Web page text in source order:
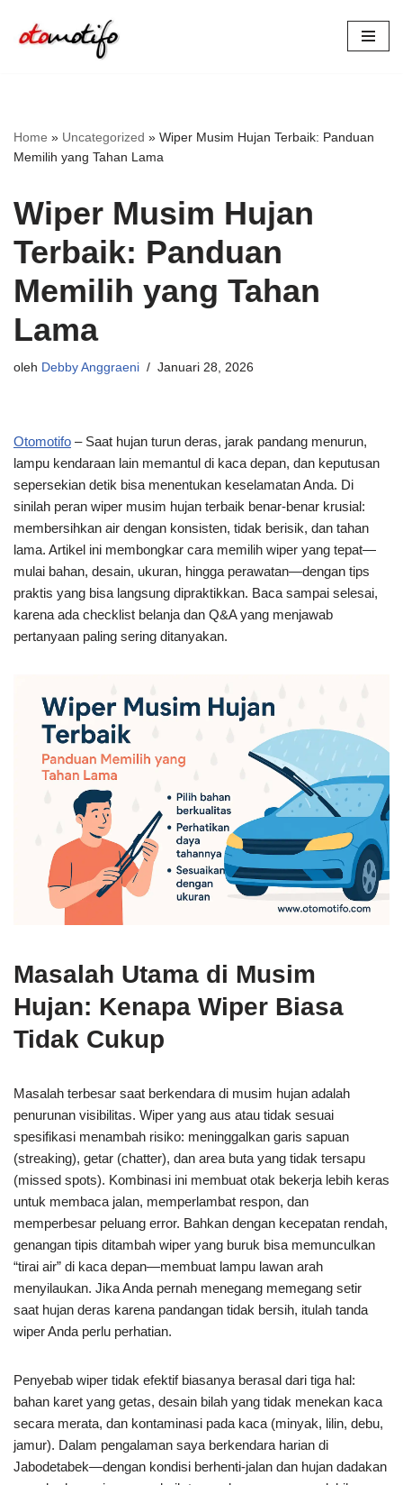
Lompat
Home » Uncategorized » Wiper Musim Hujan Terbaik: Panduan
Memilih yang Tahan Lama
Wiper Musim Hujan
Terbaik: Panduan
Memilih yang Tahan
Lama
oleh Debby Anggraeni Januari 28, 2026
Otomotifo – Saat hujan turun deras, jarak pandang menurun,
lampu kendaraan lain memantul di kaca depan, dan keputusan
sepersekian detik bisa menentukan keselamatan Anda. Di
sinilah peran wiper musim hujan terbaik benar-benar krusial:
membersihkan air dengan konsisten, tidak berisik, dan tahan
lama. Artikel ini membongkar cara memilih wiper yang tepat—
mulai bahan, desain, ukuran, hingga perawatan—dengan tips
praktis yang bisa langsung dipraktikkan. Baca sampai selesai,
karena ada checklist belanja dan Q&A yang menjawab
pertanyaan paling sering ditanyakan.
Masalah Utama di Musim
Hujan: Kenapa Wiper Biasa
Tidak Cukup
Masalah terbesar saat berkendara di musim hujan adalah
penurunan visibilitas. Wiper yang aus atau tidak sesuai
spesifikasi menambah risiko: meninggalkan garis sapuan
(streaking), getar (chatter), dan area buta yang tidak tersapu
(missed spots). Kombinasi ini membuat otak bekerja lebih keras
untuk membaca jalan, memperlambat respon, dan
memperbesar peluang error. Bahkan dengan kecepatan rendah,
genangan tipis ditambah wiper yang buruk bisa memunculkan
“tirai air” di kaca depan—membuat lampu lawan arah
menyilaukan. Jika Anda pernah menegang memegang setir
saat hujan deras karena pandangan tidak bersih, itulah tanda
wiper Anda perlu perhatian.
Penyebab wiper tidak efektif biasanya berasal dari tiga hal:
bahan karet yang getas, desain bilah yang tidak menekan kaca
secara merata, dan kontaminasi pada kaca (minyak, lilin, debu,
jamur). Dalam pengalaman saya berkendara harian di
Jabodetabek—dengan kondisi berhenti-jalan dan hujan dadakan